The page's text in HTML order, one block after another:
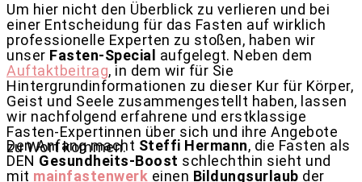
Um hier nicht den Überblick zu verlieren und bei
einer Entscheidung für das Fasten auf wirklich
professionelle Experten zu stoßen, haben wir
unser Fasten-Special
aufgelegt. Neben dem
Auftaktbeitrag, in dem wir für Sie
Hintergrundinformationen zu dieser Kur für Körper,
Geist und Seele zusammengestellt haben, lassen
wir nachfolgend erfahrene und erstklassige
Fasten-Expertinnen über sich und ihre Angebote
zu Wort kommen.
Den Anfang macht Steffi Hermann, die Fasten als
DEN Gesundheits-Boost schlechthin sieht und
mit mainfastenwerk einen Bildungsurlaub der